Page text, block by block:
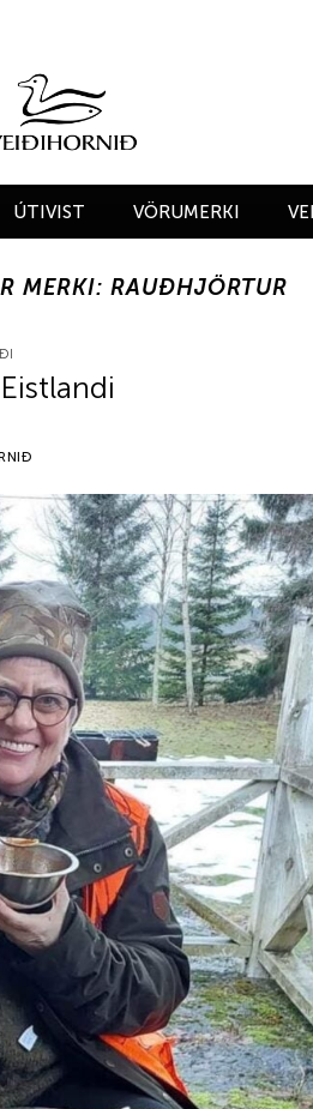
ÚTIVIST VÖRUMERKI
MERKI:RAUÐHJÖRTUR